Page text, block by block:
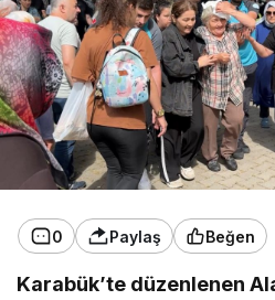
0 Paylaş Beğen
Karabük’te düzenlenen